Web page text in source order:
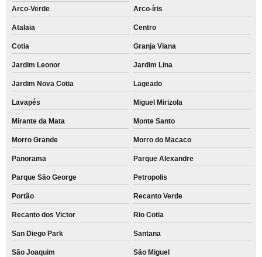
Arco-Verde
Arco-íris
Atalaia Centro
Cotia Granja Viana
Jardim Leonor Jardim Lina
Jardim Nova Cotia Lageado
Lavapés Miguel Mirizola
Mirante da Mata Monte Santo
Morro Grande Morro do Macaco
Panorama Parque Alexandre
Parque São George Petropolis
Portão Recanto Verde
Recanto dos Victor Rio Cotia
San Diego Park Santana
São Joaquim
São Miguel